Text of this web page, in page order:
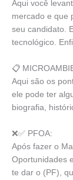
Aqui você
mercado e que
seu candidato.
tecnológico.
📋
Aqui são os
ele pode ter
biografia,
❌✅ PFOA:
Após fazer o
Oportunidades
te dar o (PF),